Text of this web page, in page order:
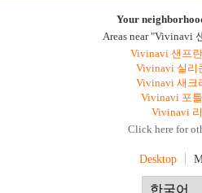
Your
Areas near "Vivinavi
Vivinavi 샌프
Vivinavi 실리
Vivinavi 새크
Vivinavi 포
Vivinavi
Click here for
Desktop